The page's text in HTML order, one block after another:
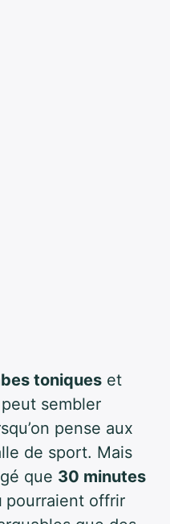
toniques et
sembler
pense aux
de sport. Mais
que 30 minutes
pourraient offrir